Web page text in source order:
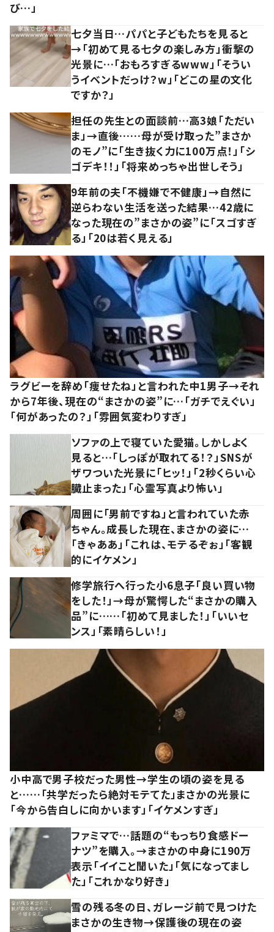
び…」
七夕当日…パパと子どもたちを見ると
→「初めて見る七夕の楽しみ方」衝撃の
光景に…「おもろすぎるwww」「そうい
うイベントだっけ？w」「どこの星の文化
ですか？」
担任の先生との面談前…高3娘「ただい
ま」→直後……母が受け取った”まさか
のモノ”に「生き抜く力に100万点！」「シ
ゴデキ！！」「将来めっちゃ出世しそう」
9年前の夫「不機嫌で不健康」→自然に
逆らわない生活を送った結果…42歳に
なった現在の”まさかの姿”に「スゴすぎ
る」「20は若く見える」
ラグビーを辞め「痩せたね」と言われた中1男子→それ
から7年後、現在の“まさかの姿”に…「ガチでえぐい」
「何があったの？」「雰囲気変わりすぎ」
ソファの上で寝ていた愛猫。しかしよく
見ると…「しっぽが取れてる！？」SNSが
ザワついた光景に「ヒッ！」「2秒くらい心
臓止まった」「心霊写真より怖い」
周囲に「男前ですね」と言われていた赤
ちゃん。成長した現在、まさかの姿に…
「きゃああ」「これは、モテるぞぉ」「客観
的にイケメン」
修学旅行へ行った小6息子「良い買い物
をした！」→母が驚愕した“まさかの購入
品”に……「初めて見ました！」「いいセ
ンス」「素晴らしい！」
小中高で男子校だった男性→学生の頃の姿を見る
と……「共学だったら絶対モテてた」まさかの光景に
「今から告白しに向かいます」「イケメンすぎ」
ファミマで…話題の“もっちり食感ドー
ナツ”を購入。→まさかの中身に190万
表示「イイこと聞いた」「気になってまし
た」「これかなり好き」
雪の残る冬の日、ガレージ前で見つけた
まさかの生き物→保護後の現在の姿